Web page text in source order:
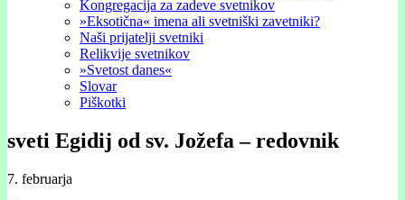
Kongregacija za zadeve svetnikov
»Eksotična« imena ali svetniški zavetniki?
Naši prijatelji svetniki
Relikvije svetnikov
»Svetost danes«
Slovar
Piškotki
sveti Egidij od sv. Jožefa – redovnik
7. februarja